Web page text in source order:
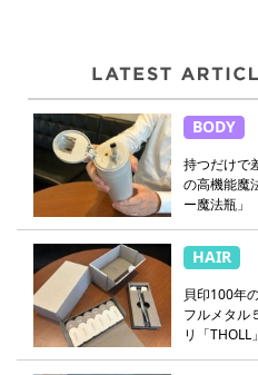
BODY
持つだけで
の高機能魔
ー魔法瓶」
HAIR
貝印100年
フルメタル
リ「THOLL